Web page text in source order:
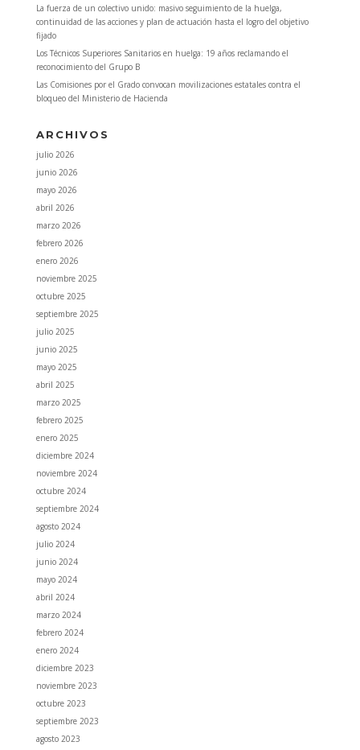
La fuerza de un colectivo unido: masivo seguimiento de la huelga,
continuidad de las acciones y plan de actuación hasta el logro del objetivo
fijado
Los Técnicos Superiores Sanitarios en huelga: 19 años reclamando el
reconocimiento del Grupo B
Las Comisiones por el Grado convocan movilizaciones estatales contra el
bloqueo del Ministerio de Hacienda
ARCHIVOS
julio 2026
junio 2026
mayo 2026
abril 2026
marzo 2026
febrero 2026
enero 2026
noviembre 2025
octubre 2025
septiembre 2025
julio 2025
junio 2025
mayo 2025
abril 2025
marzo 2025
febrero 2025
enero 2025
diciembre 2024
noviembre 2024
octubre 2024
septiembre 2024
agosto 2024
julio 2024
junio 2024
mayo 2024
abril 2024
marzo 2024
febrero 2024
enero 2024
diciembre 2023
noviembre 2023
octubre 2023
septiembre 2023
agosto 2023